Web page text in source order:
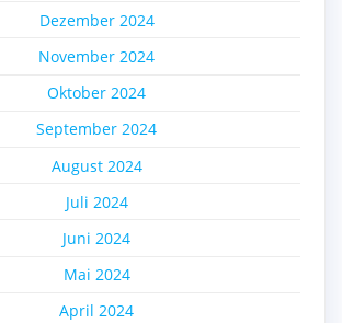
Dezember 2024
November 2024
Oktober 2024
September 2024
August 2024
Juli 2024
Juni 2024
Mai 2024
April 2024